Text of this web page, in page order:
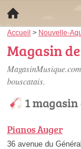
Accueil > Nouvelle-
Magasin
bouscatais.
1
Pianos Auger
36 avenue du